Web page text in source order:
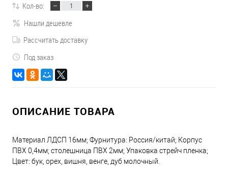
Кол-во:
Нашли дешевле
Рассчитать доставку
Под заказ
ОПИСАНИЕ ТОВАРА
Материал ЛДСП 16мм; Фурнитура: Россия/китай; Корпус
ПВХ 0,4мм; столешница ПВХ 2мм; Упаковка стрейч пленка;
Цвет: бук, орех, вишня, венге, дуб молочный.